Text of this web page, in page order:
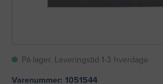
På lager. Leveringstid 1-3 hverdage
Varenummer: 1051544